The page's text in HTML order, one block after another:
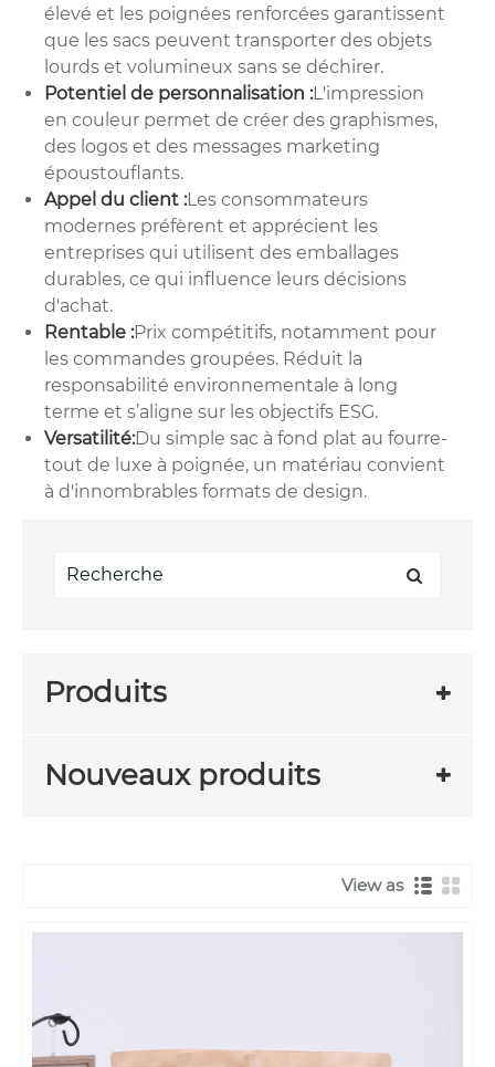
élevé et les poignées renforcées garantissent
que les sacs peuvent transporter des objets
lourds et volumineux sans se déchirer.
Potentiel de personnalisation :L'impression
en couleur permet de créer des graphismes,
des logos et des messages marketing
époustouflants.
Appel du client :Les consommateurs
modernes préfèrent et apprécient les
entreprises qui utilisent des emballages
durables, ce qui influence leurs décisions
d'achat.
Rentable :Prix ​​compétitifs, notamment pour
les commandes groupées. Réduit la
responsabilité environnementale à long
terme et s’aligne sur les objectifs ESG.
Versatilité:Du simple sac à fond plat au fourre-
tout de luxe à poignée, un matériau convient
à d'innombrables formats de design.
Produits
Nouveaux produits
View as